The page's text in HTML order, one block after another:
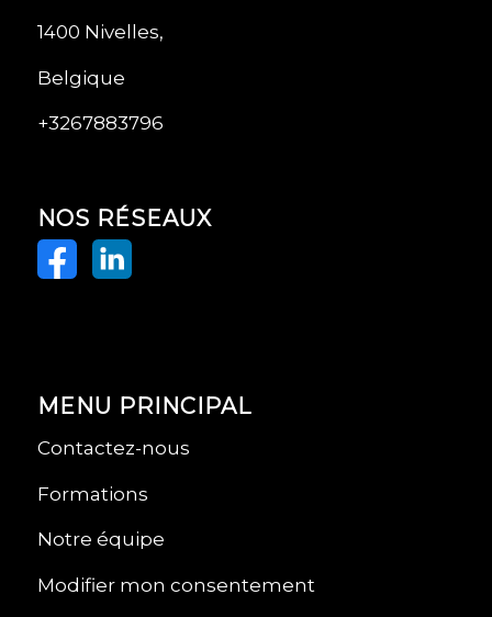
1400 Nivelles,
Belgique
+3267883796
NOS RÉSEAUX
MENU PRINCIPAL
Contactez-nous
Formations
Notre équipe
Modifier mon consentement